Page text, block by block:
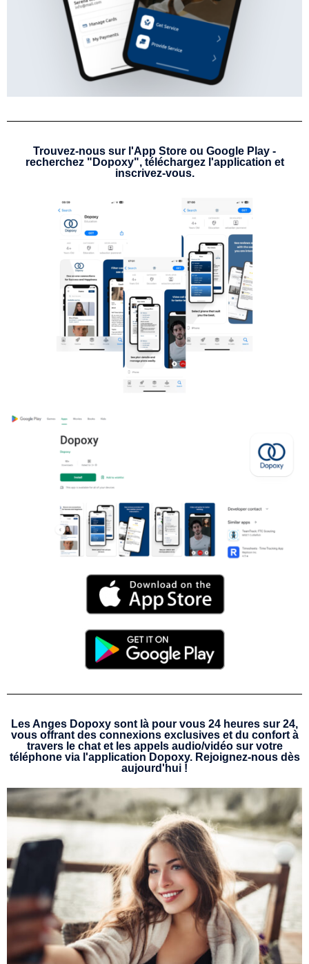
Trouvez-nous sur l'App Store ou Google Play -
recherchez "Dopoxy", téléchargez l'application et
inscrivez-vous.
Les Anges Dopoxy sont là pour vous 24 heures sur 24,
vous offrant des connexions exclusives et du confort à
travers le chat et les appels audio/vidéo sur votre
téléphone via l'application Dopoxy. Rejoignez-nous dès
aujourd'hui !